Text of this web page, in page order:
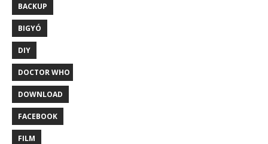
BACKUP
BIGYÓ
DIY
DOCTOR WHO
DOWNLOAD
FACEBOOK
FILM